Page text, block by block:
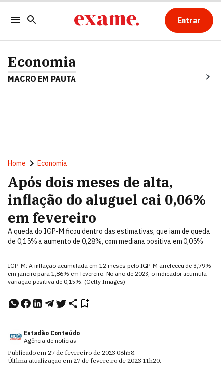
Entrar
Economia
MACRO EM PAUTA
Home Economia
Após dois meses de alta,
inflação do aluguel cai 0,06%
em fevereiro
A queda do IGP-M ficou dentro das estimativas, que iam de queda
de 0,15% a aumento de 0,28%, com mediana positiva em 0,05%
IGP-M: A inflação acumulada em 12 meses pelo IGP-M arrefeceu de 3,79%
em janeiro para 1,86% em fevereiro. No ano de 2023, o indicador acumula
variação positiva de 0,15%. (Getty Images)
Estadão Conteúdo
Agência de notícias
Publicado em 27 de fevereiro de 2023 08h58.
Última atualização em 27 de fevereiro de 2023 11h20.